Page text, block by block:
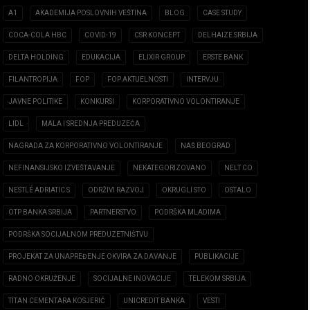
A1 AKADEMIJA POSLOVNIH VEŠTINA BLOG CASE STUDY
COCA-COLA HBC COVID-19 CSR KONCEPT DELHAIZE SRBIJA
DELTA HOLDING EDUKACIJA ELIXIR GROUP ERSTE BANK
FILANTROPIJA FOP FOP AKTUELNOSTI INTERVJU
JAVNE POLITIKE KONKURSI KORPORATIVNO VOLONTIRANJE
LIDL MALA I SREDNJA PREDUZEĆA
NAGRADA ZA KORPORATIVNO VOLONTIRANJE NAŠ BEOGRAD
NEFINANSIJSKO IZVEŠTAVANJE NEKATEGORIZOVANO NELT CO
NESTLÉ ADRIATIC S ODRŽIVI RAZVOJ OKRUGLI STO OSTALO
OTP BANKA SRBIJA PARTNERSTVO PODRŠKA MLADIMA
PODRŠKA SOCIJALNOM PREDUZETNIŠTVU
PROJEKAT ZA UNAPREĐENJE OKVIRA ZA DAVANJE PUBLIKACIJE
RADNO OKRUŽENJE SOCIJALNE INOVACIJE TELEKOM SRBIJA
TITAN CEMENTARA KOSJERIĆ UNICREDIT BANKA VESTI